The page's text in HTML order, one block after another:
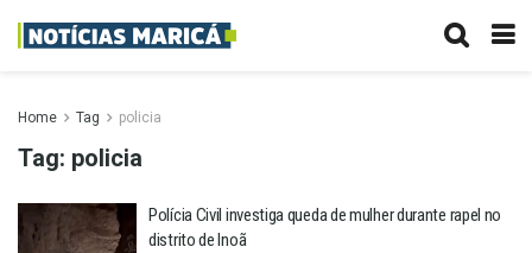
Home Tag policia
Tag: policia
Polícia Civil investiga queda de mulher durante rapel no
distrito de Inoã